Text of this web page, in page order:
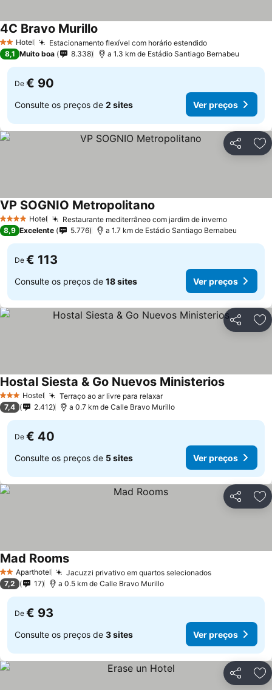
2 Estrelas
Hotel Estacionamento flexível com horário estendidoVer preços
4C Bravo Murillo
8,1 Muito boa 8.338 a 1.3 km de Estádio Santiago Bernabeu
De € 90
Consulte os preços de 2 sites Ver preços
Partilhar
4 EstrelasHotel Restaurante mediterrâneo com jardim de invernoVer
VP SOGNIO Metropolitano
8,9 Excelente 5.776 a 1.7 km de Estádio Santiago Bernabeu
De € 113
Consulte os preços de 18 sites Ver preços
Partilhar
3 EstrelasHostel Terraço ao ar livre para relaxarVer preços
Hostal Siesta & Go Nuevos MinisteriosVer
7,4 2.412 a 0.7 km de Calle Bravo Murillo
De € 40
Consulte os preços de 5 sites Ver preços
Partilhar
2 EstrelasAparthotel Jacuzzi privativo em quartos selecionadosVer preços
Mad RoomsVer preços
7,2 17 a 0.5 km de Calle Bravo Murillo
De € 93
Consulte os preços de 3 sites Ver preços
Partilhar